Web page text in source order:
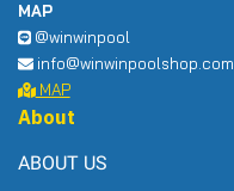
MAP
@winwinpool
info@winwinpoolshop.com
MAP
About
ABOUT US